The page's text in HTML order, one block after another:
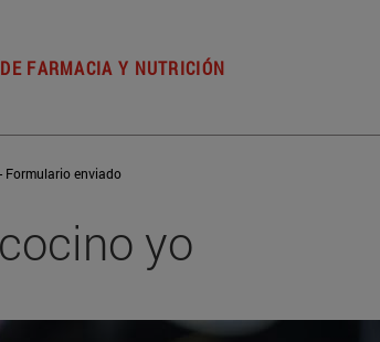
FARMACIA Y NUTRICIÓN
Formulario enviado
yo